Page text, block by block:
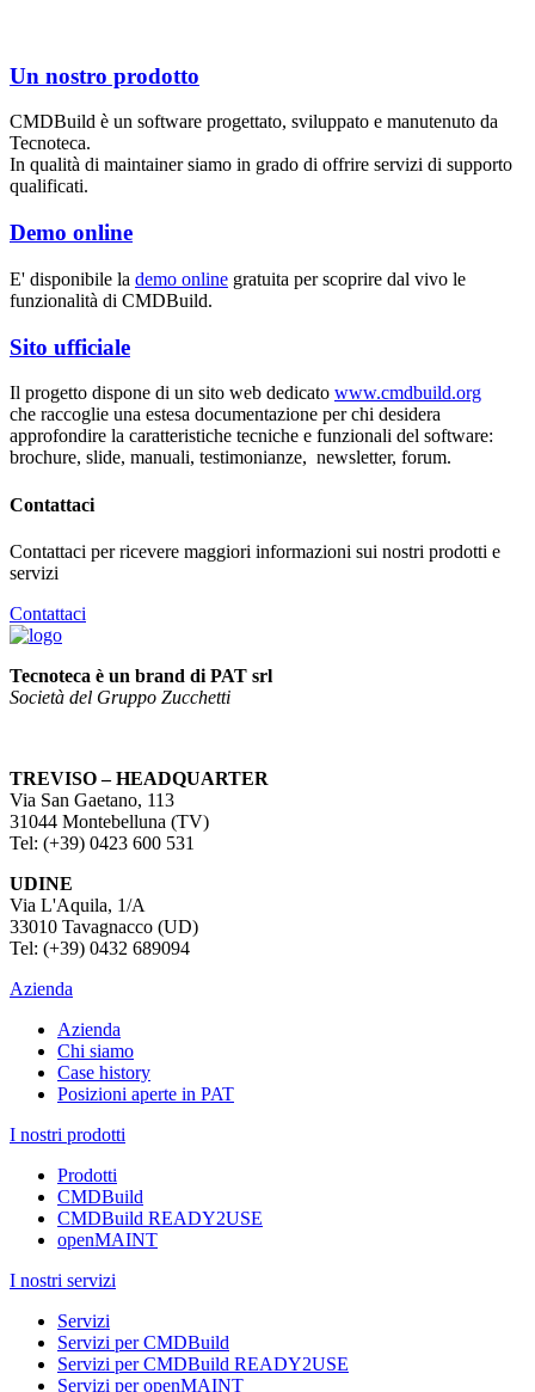
Un nostro prodotto
CMDBuild è un software progettato, sviluppato e manutenuto da
Tecnoteca.
In qualità di maintainer siamo in grado di offrire servizi di supporto
qualificati.
Demo online
E' disponibile la demo online gratuita per scoprire dal vivo le
funzionalità di CMDBuild.
Sito ufficiale
Il progetto dispone di un sito web dedicato www.cmdbuild.org
che raccoglie una estesa documentazione per chi desidera
approfondire la caratteristiche tecniche e funzionali del software:
brochure, slide, manuali, testimonianze, newsletter, forum.
Contattaci
Contattaci per ricevere maggiori informazioni sui nostri prodotti e
servizi
Contattaci
Tecnoteca è un brand di PAT srl
Società del Gruppo Zucchetti
TREVISO – HEADQUARTER
Via San Gaetano, 113
31044 Montebelluna (TV)
Tel: (+39) 0423 600 531
UDINE
Via L'Aquila, 1/A
33010 Tavagnacco (UD)
Tel: (+39) 0432 689094
Azienda
Azienda
Chi siamo
Case history
Posizioni aperte in PAT
I nostri prodotti
Prodotti
CMDBuild
CMDBuild READY2USE
openMAINT
I nostri servizi
Servizi
Servizi per CMDBuild
Servizi per CMDBuild READY2USE
Servizi per openMAINT